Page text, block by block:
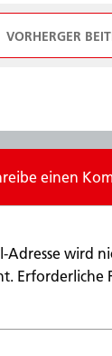
VORHERGER
einen
Adresse wird
Erforderliche